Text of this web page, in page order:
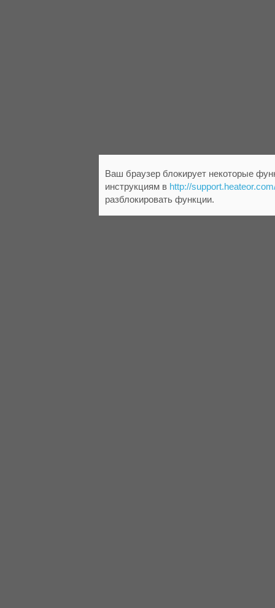
Ваш браузер блокирует некоторые
инструкциям в http://
разблокировать функции.